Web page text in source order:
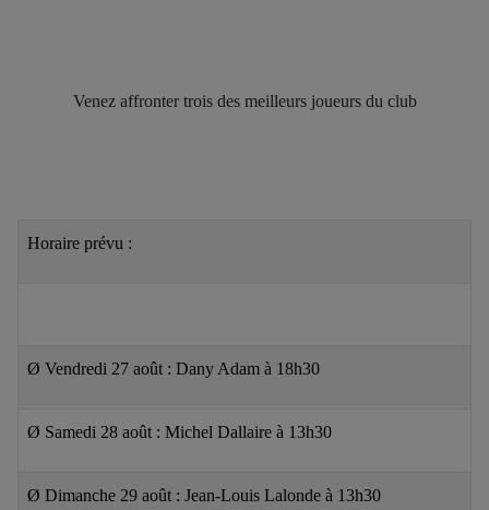
Venez affronter trois des meilleurs joueurs du club
Horaire prévu :
Ø Vendredi 27 août : Dany Adam à 18h30
Ø Samedi 28 août : Michel Dallaire à 13h30
Ø Dimanche 29 août : Jean-Louis Lalonde à 13h30